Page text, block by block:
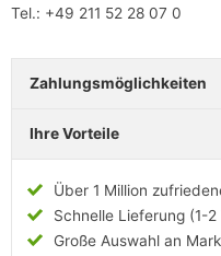
Tel.: +49 211 52 28 07 0
Zahlungsmöglichkeiten
Ihre Vorteile
Über 1 Million
Schnelle Lieferung (1-2
Große Auswahl an